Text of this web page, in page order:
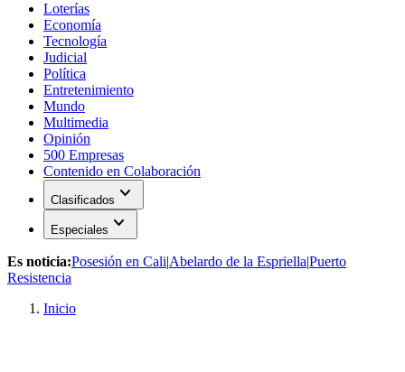
Loterías
Economía
Tecnología
Judicial
Política
Entretenimiento
Mundo
Multimedia
Opinión
500 Empresas
Contenido en Colaboración
Clasificados expand_more
Especiales expand_more
Es noticia:Posesión en Cali|Abelardo de la Espriella|Puerto
Resistencia
Inicio